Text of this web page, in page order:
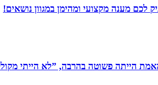
לכם מענה מקצועי ומהימן במגוון נושאים!
הייתה פשוטה בהרבה, ”לא הייתי